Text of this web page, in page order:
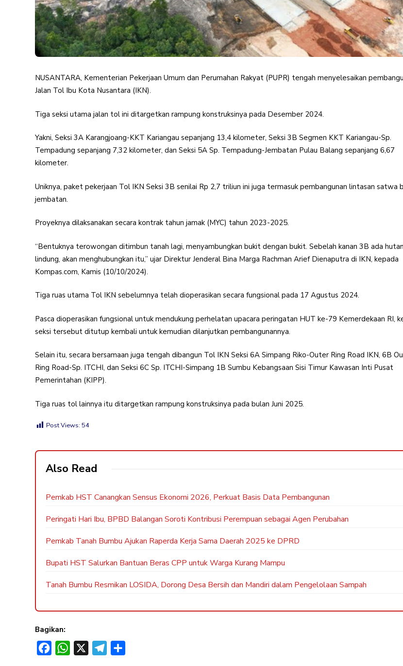
NUSANTARA, Kementerian Pekerjaan Umum dan Perumahan Rakyat (PUPR) tengah menyelesaikan
Jalan Tol Ibu Kota Nusantara (IKN).
Tiga seksi utama jalan tol ini ditargetkan rampung konstruksinya pada Desember 2024.
Yakni, Seksi 3A Karangjoang-KKT Kariangau sepanjang 13,4 kilometer, Seksi 3B Segmen KKT Kariangau-Sp.
Tempadung sepanjang 7,32 kilometer, dan Seksi 5A Sp. Tempadung-Jembatan Pulau Balang sepanjang 6,67
kilometer.
Uniknya, paket pekerjaan Tol IKN Seksi 3B senilai Rp 2,7 triliun ini juga termasuk pembangunan lintasan satwa
jembatan.
Proyeknya dilaksanakan secara kontrak tahun jamak (MYC) tahun 2023-2025.
“Bentuknya terowongan ditimbun tanah lagi, menyambungkan bukit dengan bukit. Sebelah kanan 3B ada hutan
lindung, akan menghubungkan itu,” ujar Direktur Jenderal Bina Marga Rachman Arief Dienaputra di IKN, kepada
Kompas.com, Kamis (10/10/2024).
Tiga ruas utama Tol IKN sebelumnya telah dioperasikan secara fungsional pada 17 Agustus 2024.
Pasca dioperasikan fungsional untuk mendukung perhelatan upacara peringatan HUT ke-79 Kemerdekaan RI,
seksi tersebut ditutup kembali untuk kemudian dilanjutkan pembangunannya.
Selain itu, secara bersamaan juga tengah dibangun Tol IKN Seksi 6A Simpang Riko-Outer Ring Road IKN, 6B
Ring Road-Sp. ITCHI, dan Seksi 6C Sp. ITCHI-Simpang 1B Sumbu Kebangsaan Sisi Timur Kawasan Inti Pusat
Pemerintahan (KIPP).
Tiga ruas tol lainnya itu ditargetkan rampung konstruksinya pada bulan Juni 2025.
Post Views: 54
Also Read
Pemkab HST Canangkan Sensus Ekonomi 2026, Perkuat Basis Data Pembangunan
Peringati Hari Ibu, BPBD Balangan Soroti Kontribusi Perempuan sebagai Agen Perubahan
Pemkab Tanah Bumbu Ajukan Raperda Kerja Sama Daerah 2025 ke DPRD
Bupati HST Salurkan Bantuan Beras CPP untuk Warga Kurang Mampu
Tanah Bumbu Resmikan LOSIDA, Dorong Desa Bersih dan Mandiri dalam Pengelolaan Sampah
Bagikan:
W